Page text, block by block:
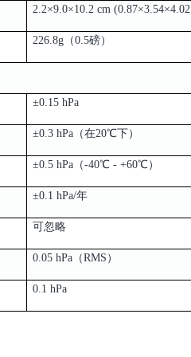
2.2×9.0×10.2 cm
226.8g（0.5磅）
±0.15 hPa
±0.3 hPa（在20℃下）
±0.5 hPa（-40℃ - +60℃）
±0.1 hPa/年
可忽略
0.05 hPa（RMS）
0.1 hPa